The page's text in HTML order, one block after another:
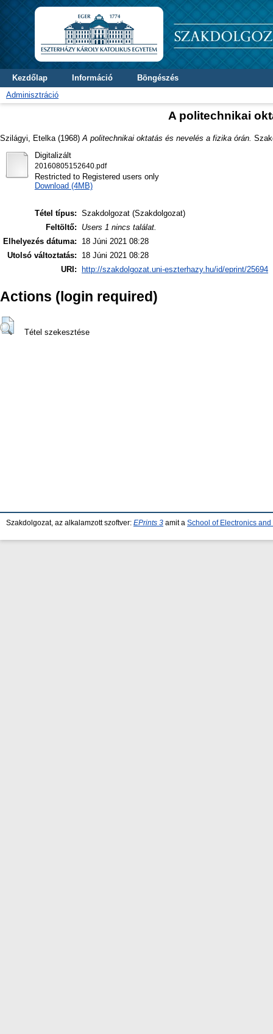
Kezdőlap Információ
Böngészés
Adminisztráció
A politechnikai
Szilágyi, Etelka (1968) A politechnikai oktatás és nevelés a fizika órán.
Digitalizált
20160805152640.pdf
Restricted to Registered users only
Download (4MB)
Tétel típus: Szakdolgozat (Szakdolgozat)
Feltöltő:
Users 1 nincs találat.
Elhelyezés dátuma:
18 Júni 2021 08:28
Utolsó változtatás:
18 Júni 2021 08:28
URI:
http://szakdolgozat.uni-eszterhazy.hu/id/eprint/25694
Actions (login required)
Tétel szekesztése
Szakdolgozat, az alkalamzott szoftver: EPrints 3 amit a School of Electronics